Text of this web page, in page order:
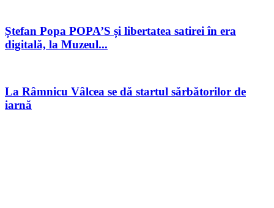
Ștefan Popa POPA’S și libertatea satirei în era
digitală, la Muzeul...
La Râmnicu Vâlcea se dă startul sărbătorilor de
iarnă